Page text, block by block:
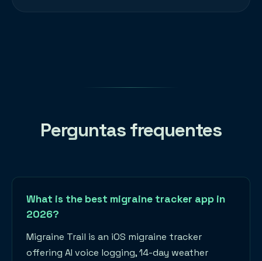
Perguntas frequentes
What is the best migraine tracker app in
2026?
Migraine Trail is an iOS migraine tracker
offering AI voice logging, 14-day weather